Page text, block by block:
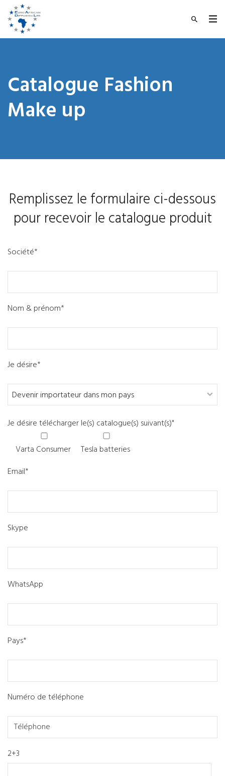
Catalogue Fashion
Make up
Remplissez le formulaire ci-dessous
pour recevoir le catalogue produit
Société*
Nom & prénom*
Je désire*
Je désire télécharger le(s) catalogue(s) suivant(s)"
Varta Consumer
Tesla batteries
Email*
Skype
WhatsApp
Pays*
Numéro de téléphone
2+3